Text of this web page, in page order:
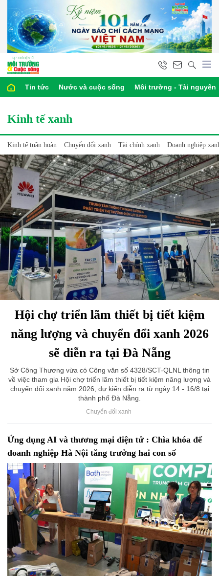
Tin tức Nước và cuộc sống Môi trường - Tài nguyên
Kinh tế xanh
Kinh tế tuần hoàn Chuyển đổi xanh Tài chính xanh Doanh nghiệp
Hội chợ triển lãm thiết bị tiết kiệm
năng lượng và chuyển đổi xanh 2026
sẽ diễn ra tại Đà Nẵng
Sở Công Thương vừa có Công văn số 4328/SCT-QLNL thông tin
về việc tham gia Hội chợ triển lãm thiết bị tiết kiệm năng lượng và
chuyển đổi xanh năm 2026, dự kiến diễn ra từ ngày 14 - 16/8 tại
thành phố Đà Nẵng.
Chuyển đổi xanh
Ứng dụng AI và thương mại điện tử : Chìa khóa để
doanh nghiệp Hà Nội tăng trưởng hai con số